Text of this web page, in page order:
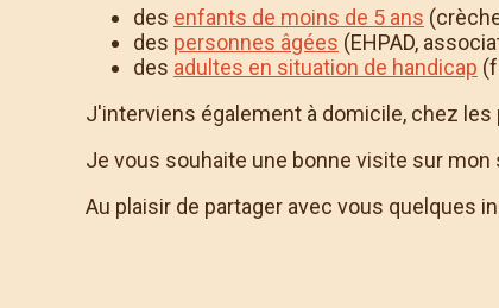
des enfants de moins de 5 ans
des personnes âgées (EHPAD,
des adultes en situation de handicap
J'interviens également à domicile, chez les
Je vous souhaite une bonne visite sur mon
Au plaisir de partager avec vous quelques